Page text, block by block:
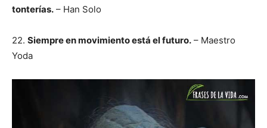
tonterías. – Han Solo
22. Siempre en movimiento está el futuro. – Maestro
Yoda